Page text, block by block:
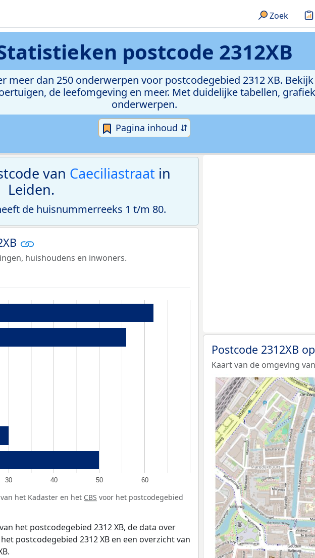
Zoek
postcode 2312XB
meer dan 250 onderwerpen voor postcodegebied 2312 XB.
de leefomgeving en meer. Met duidelijke tabellen,
onderwerpen.
Pagina inhoud ⇵
van Caeciliastraatin
Leiden.
de huisnummerreeks 1 t/m 80.
huishoudens en inwoners.
30 40 50 60
het Kadaster en het CBS voor het postcodegebied
van het postcodegebied 2312 XB, de data over
postcodegebied 2312 XB en een overzicht van
Postcode 2312XB
Kaart van de omgeving